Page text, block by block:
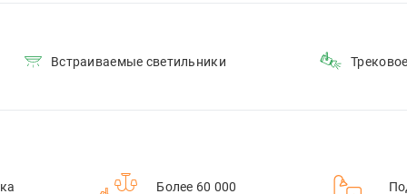
Встраиваемые светильники
Более 60 000